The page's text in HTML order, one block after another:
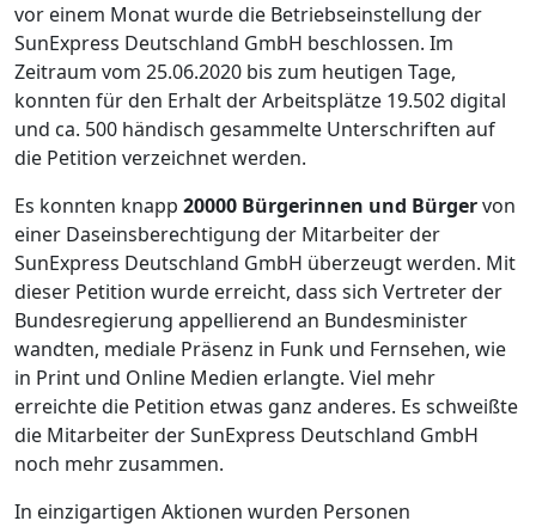
vor einem Monat wurde die Betriebseinstellung der
SunExpress Deutschland GmbH beschlossen. Im
Zeitraum vom 25.06.2020 bis zum heutigen Tage,
konnten für den Erhalt der Arbeitsplätze 19.502 digital
und ca. 500 händisch gesammelte Unterschriften auf
die Petition verzeichnet werden.
Es konnten knapp 20000 Bürgerinnen und Bürgervon
einer Daseinsberechtigung der Mitarbeiter der
SunExpress Deutschland GmbH überzeugt werden. Mit
dieser Petition wurde erreicht, dass sich Vertreter der
Bundesregierung appellierend an Bundesminister
wandten, mediale Präsenz in Funk und Fernsehen, wie
in Print und Online Medien erlangte. Viel mehr
erreichte die Petition etwas ganz anderes. Es schweißte
die Mitarbeiter der SunExpress Deutschland GmbH
noch mehr zusammen.
In einzigartigen Aktionen wurden Personen